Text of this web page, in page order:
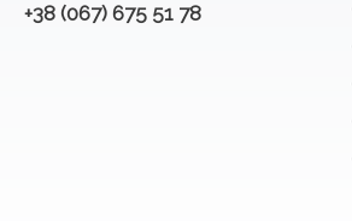
+38 (067) 675 51 78